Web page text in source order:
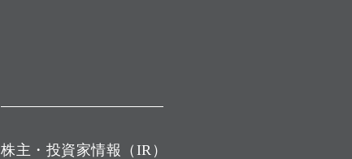
株主・投資家情報（IR）